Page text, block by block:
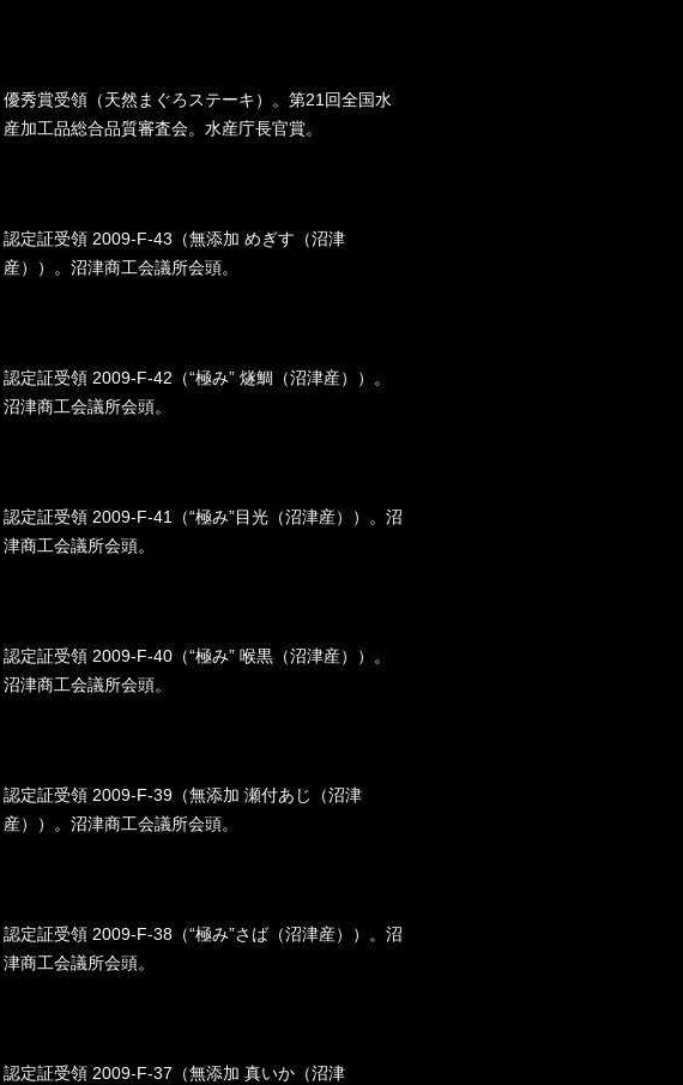
優秀賞受領（天然まぐろステーキ）。第21回全国水
産加工品総合品質審査会。水産庁長官賞。
認定証受領 2009-F-43（無添加 めぎす（沼津
産））。沼津商工会議所会頭。
認定証受領 2009-F-42（“極み” 燧鯛（沼津産））。
沼津商工会議所会頭。
認定証受領 2009-F-41（“極み”目光（沼津産））。沼
津商工会議所会頭。
認定証受領 2009-F-40（“極み” 喉黒（沼津産））。
沼津商工会議所会頭。
認定証受領 2009-F-39（無添加 瀬付あじ（沼津
産））。沼津商工会議所会頭。
認定証受領 2009-F-38（“極み”さば（沼津産））。沼
津商工会議所会頭。
認定証受領 2009-F-37（無添加 真いか（沼津